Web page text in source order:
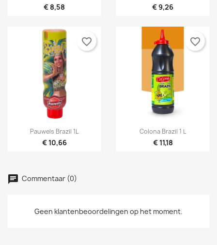
Toevoegen aan Verlanglijst
Maak een verlanglijst
Verlanglijst naam
U moet ingelogd zijn om producten in uw verlanglijst
Annuleren
€ 8,58 € 9,26
Snel bekijken
Pauwels Brazil 1L
€ 10,66
favorite_border
Snel bekijken
Colona Brazil 1 L
€ 11,18
favorite_border
Commentaar (0)
Geen klantenbeoordelingen op het moment.